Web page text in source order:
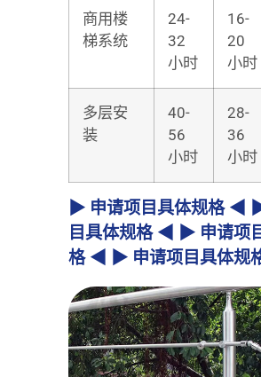
商用楼
梯系统
24-
32
小时
16-
20
小时
多层安
装
40-
56
小时
28-
36
小时
▶ 申请项目具体规格 ◀
目具体规格 ◀ ▶ 申请项
格 ◀ ▶ 申请项目具体规